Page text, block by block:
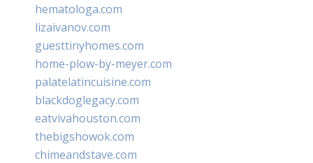
hematologa.com
lizaivanov.com
guesttinyhomes.com
home-plow-by-meyer.com
palatelatincuisine.com
blackdoglegacy.com
eatvivahouston.com
thebigshowok.com
chimeandstave.com